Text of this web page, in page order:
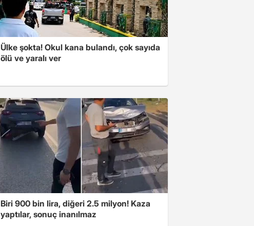
Ülke şokta! Okul kana bulandı, çok sayıda
ölü ve yaralı ver
Biri 900 bin lira, diğeri 2.5 milyon! Kaza
yaptılar, sonuç inanılmaz